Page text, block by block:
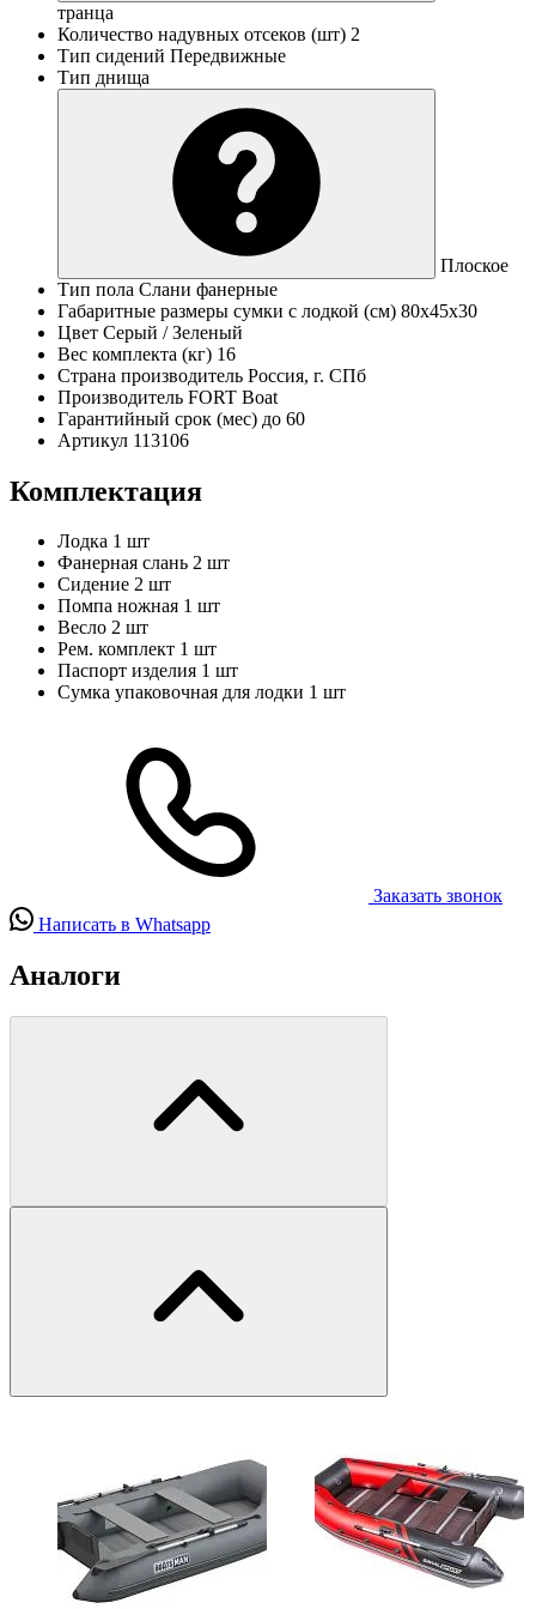
транца
Количество надувных отсеков (шт) 2
Тип сидений Передвижные
Тип днища
Плоское
Тип пола Слани фанерные
Габаритные размеры сумки с лодкой (см) 80х45х30
Цвет Серый / Зеленый
Вес комплекта (кг) 16
Страна производитель Россия, г. СПб
Производитель FORT Boat
Гарантийный срок (мес) до 60
Артикул 113106
Комплектация
Лодка 1 шт
Фанерная слань 2 шт
Сидение 2 шт
Помпа ножная 1 шт
Весло 2 шт
Рем. комплект 1 шт
Паспорт изделия 1 шт
Сумка упаковочная для лодки 1 шт
Заказать звонок
Написать в Whatsapp
Аналоги